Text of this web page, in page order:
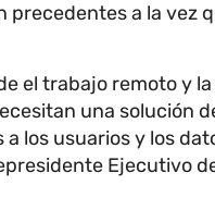
a la vez
el trabajo remoto y
una solución
los usuarios y los
Ejecutivo